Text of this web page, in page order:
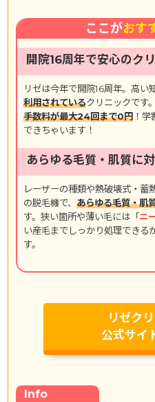
ここがおす
開院16周年で安心のク
リゼは今年で開院16周年。高い
利用されているクリニックです
手数料が最大24回まで0円！学
できちゃいます！
あらゆる毛質・肌質に
レーザーの種類や熱破壊式・蓄
の脱毛機で、 あらゆる毛質・肌
す。狭い箇所や薄い毛には「ニ
い産毛までしっかり処理できる
す。
リゼク
公式サイ
Info